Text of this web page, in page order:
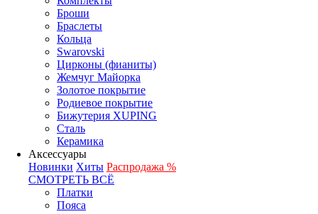
Броши
Браслеты
Кольца
Swarovski
Цирконы (фианиты)
Жемчуг Майорка
Золотое покрытие
Родиевое покрытие
Бижутерия XUPING
Сталь
Керамика
Аксессуары
Новинки Хиты Распродажа %
СМОТРЕТЬ ВСЁ
Платки
Пояса